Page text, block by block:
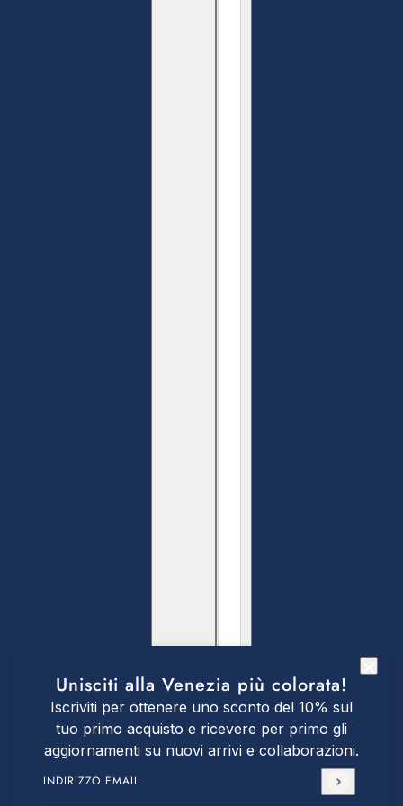
Unisciti alla Venezia più colorata!
Iscriviti per ottenere uno sconto del 10% sul
tuo primo acquisto e ricevere per primo gli
aggiornamenti su nuovi arrivi e collaborazioni.
Questo sito è protetto da hCaptcha e applica le